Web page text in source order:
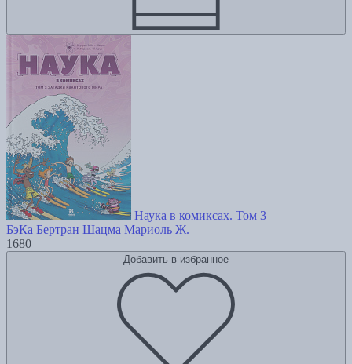
Наука в комиксах. Том 3
БэКа Бертран Шацма Мариоль Ж.
1680
Добавить в избранное